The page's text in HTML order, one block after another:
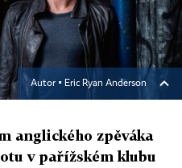
Autor ▪ Eric Ryan Anderson
anglického zpěváka
v pařížském klubu